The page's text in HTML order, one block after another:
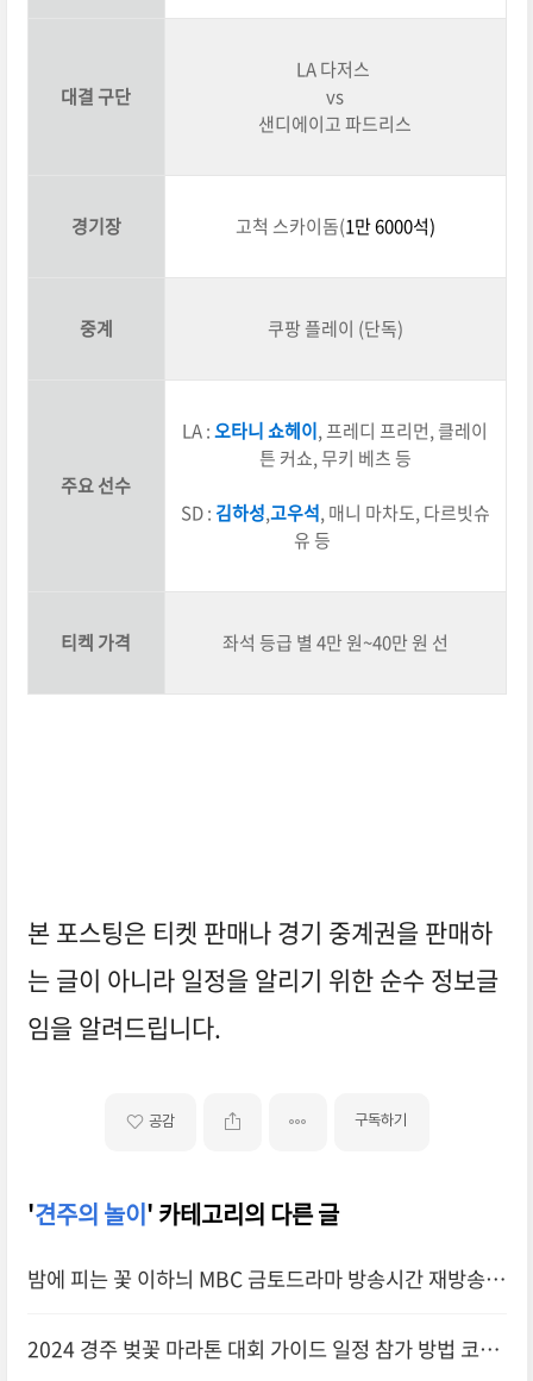
대결 구단
LA 다저스
vs
샌디에이고 파드리스
경기장 고척 스카이돔(1만 6000석)
중계 쿠팡 플레이 (단독)
주요 선수
LA :오타니 쇼헤이, 프레디 프리먼, 클레이
튼 커쇼, 무키 베츠 등
SD : 김하성,고우석, 매니 마차도, 다르빗슈
유 등
티켁 가격 좌석 등급 별 4만 원~40만 원 선
본 포스팅은 티켓 판매나 경기 중계권을 판매하
는 글이 아니라 일정을 알리기 위한 순수 정보글
임을 알려드립니다.
공감 구독하기
'견주의 놀이' 카테고리의 다른 글
밤에 피는 꽃 이하늬 MBC 금토드라마 방송시간 재방송
2024 경주 벚꽃 마라톤 대회 가이드 일정 참가 방법 코스